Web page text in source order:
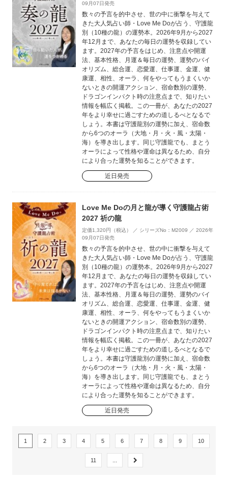
09月07日発売
数々の予言を的中させ、世の中に衝撃を与えて
きた大人気占い師・Love Me Doが占う、守護龍
別（10種の龍）の運勢本。2026年9月から2027
年12月まで、あなたの毎日の運勢を収録してい
ます。2027年の予言をはじめ、注意点や開運
法、基本性格、月運＆毎日の運勢、運勢のバイ
オリズム、総合運、恋愛運、仕事運、金運、健
康運、相性、オーラ、何をやってもうまくいか
ないときの開運アクション、宿命数別の運勢、
ドラゴンインパクト時の注意点まで、知りたい
情報を幅広く掲載。この一冊が、あなたの2027
年をより幸せに過ごすための道しるべとなるで
しょう。本書は守護龍別の運勢に加え、宿命数
から6つのオーラ（大地・月・火・風・太陽・
海）を導き出します。同じ守護龍でも、まとう
オーラによって性格や運命は異なるため、自分
により合った運勢を知ることができます。
近日発売
Love Me Doの月と龍が導く守護龍占術
2027 祈の龍
定価1,320円（税込） ／ シリーズNo：M2009 ／ 2026年
09月07日発売
数々の予言を的中させ、世の中に衝撃を与えて
きた大人気占い師・Love Me Doが占う、守護龍
別（10種の龍）の運勢本。2026年9月から2027
年12月まで、あなたの毎日の運勢を収録してい
ます。2027年の予言をはじめ、注意点や開運
法、基本性格、月運＆毎日の運勢、運勢のバイ
オリズム、総合運、恋愛運、仕事運、金運、健
康運、相性、オーラ、何をやってもうまくいか
ないときの開運アクション、宿命数別の運勢、
ドラゴンインパクト時の注意点まで、知りたい
情報を幅広く掲載。この一冊が、あなたの2027
年をより幸せに過ごすための道しるべとなるで
しょう。本書は守護龍別の運勢に加え、宿命数
から6つのオーラ（大地・月・火・風・太陽・
海）を導き出します。同じ守護龍でも、まとう
オーラによって性格や運命は異なるため、自分
により合った運勢を知ることができます。
近日発売
1 2 3 4 5 6 7 8 9 10
11